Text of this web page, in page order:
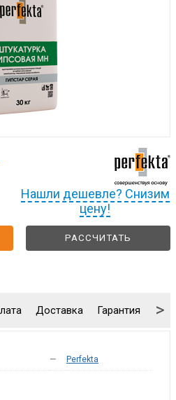
Нашли дешевле? Снизим
цену!
РАССЧИТАТЬ
Доставка Гарантия >
— Perfekta